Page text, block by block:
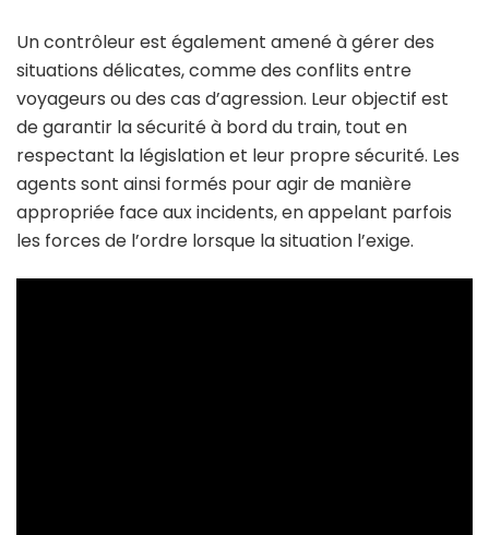
Un contrôleur est également amené à gérer des
situations délicates, comme des conflits entre
voyageurs ou des cas d’agression. Leur objectif est
de garantir la sécurité à bord du train, tout en
respectant la législation et leur propre sécurité. Les
agents sont ainsi formés pour agir de manière
appropriée face aux incidents, en appelant parfois
les forces de l’ordre lorsque la situation l’exige.